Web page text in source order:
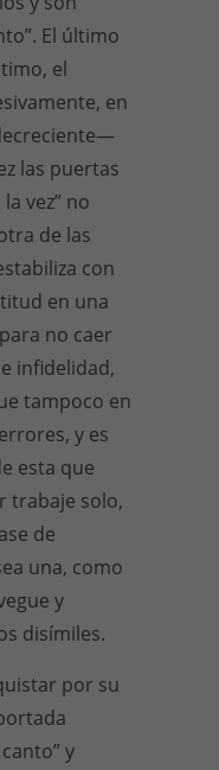
El último
el
en
las puertas
vez” no
de las
con
en una
no caer
infidelidad,
tampoco en
y es
esta que
trabaje solo,
de
una, como
y
disímiles.
por su
y